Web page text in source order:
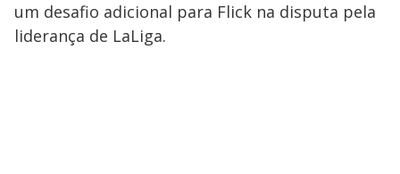
um desafio adicional para Flick na disputa pela
liderança de LaLiga.